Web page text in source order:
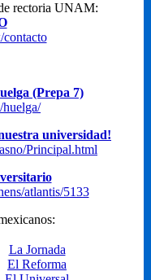
rectoria UNAM:
(Prepa 7)
universidad!
Principal.html
atlantis/5133
La Jornada
El Reforma